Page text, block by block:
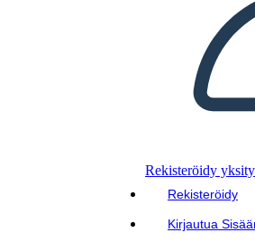
Rekisteröidy
Rekisteröidy
Kirjautua
LUE